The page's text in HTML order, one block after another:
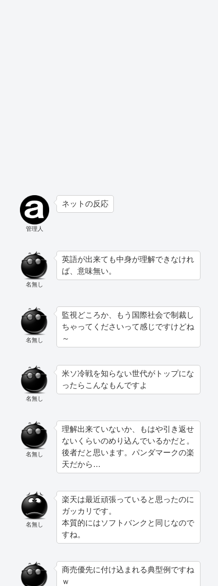
管理人
ネットの反応
名無し
英語が出来ても中身が理解できなけれ
ば、意味無い。
名無し
監視どころか、もう国際社会で制裁し
ちゃってくださいって感じですけどね
～
名無し
米ソ冷戦を知らない世代がトップにな
ったらこんなもんですよ
名無し
理解出来ていないか、もはや引き返せ
ないくらいのめり込んでいるかだと。
後者だと思います。パンダマークの楽
天だから…
名無し
楽天は最近頑張っていると思ったのに
ガッカリです。
本質的にはソフトバンクと同じなので
すね。
商売優先に付け込まれる典型例ですね
ｗ